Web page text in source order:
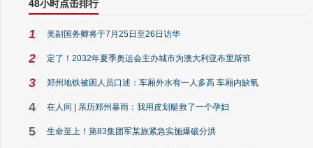
48小时点击排行
1 美副国务卿将于7月25日至26日访华
2 定了！2032年夏季奥运会主办城市为澳大利亚布里斯班
3 郑州地铁被困人员口述：车厢外水有一人多高 车厢内缺氧
4 在人间 | 亲历郑州暴雨：我用皮划艇救了一个孕妇
5 生命至上！第83集团军某旅紧急实施爆破分洪